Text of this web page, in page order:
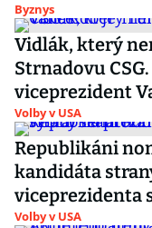
Byznys
Vidlák, který
Strnadovu
viceprezident
Volby v USA
Republikáni
kandidáta
viceprezidenta
Volby v USA